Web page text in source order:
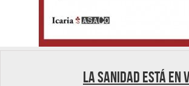
La sanidad está en